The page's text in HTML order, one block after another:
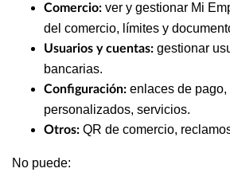
Comercio: ver y gestionar Mi
del comercio, límites y
Usuarios y cuentas: gestionar
bancarias.
Configuración: enlaces de
personalizados, servicios.
Otros: QR de comercio,
No puede: